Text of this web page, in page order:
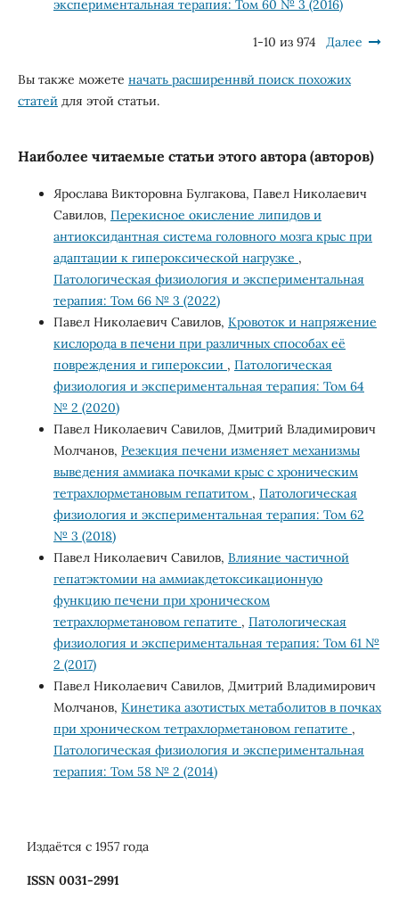
экспериментальная терапия: Том 60 № 3 (2016)
1-10 из 974 Далее
Вы также можете начать расширеннвй поиск похожих
статей для этой статьи.
Наиболее читаемые статьи этого автора (авторов)
Ярослава Викторовна Булгакова, Павел Николаевич
Савилов, Перекисное окисление липидов и
антиоксидантная система головного мозга крыс при
адаптации к гипероксической нагрузке ,
Патологическая физиология и экспериментальная
терапия: Том 66 № 3 (2022)
Павел Николаевич Савилов, Кровоток и напряжение
кислорода в печени при различных способах её
повреждения и гипероксии , Патологическая
физиология и экспериментальная терапия: Том 64
№ 2 (2020)
Павел Николаевич Савилов, Дмитрий Владимирович
Молчанов, Резекция печени изменяет механизмы
выведения аммиака почками крыс с хроническим
тетрахлорметановым гепатитом , Патологическая
физиология и экспериментальная терапия: Том 62
№ 3 (2018)
Павел Николаевич Савилов, Влияние частичной
гепатэктомии на аммиакдетоксикационную
функцию печени при хроническом
тетрахлорметановом гепатите , Патологическая
физиология и экспериментальная терапия: Том 61 №
2 (2017)
Павел Николаевич Савилов, Дмитрий Владимирович
Молчанов, Кинетика азотистых метаболитов в почках
при хроническом тетрахлорметановом гепатите ,
Патологическая физиология и экспериментальная
терапия: Том 58 № 2 (2014)
Издаётся с 1957 года
ISSN 0031-2991